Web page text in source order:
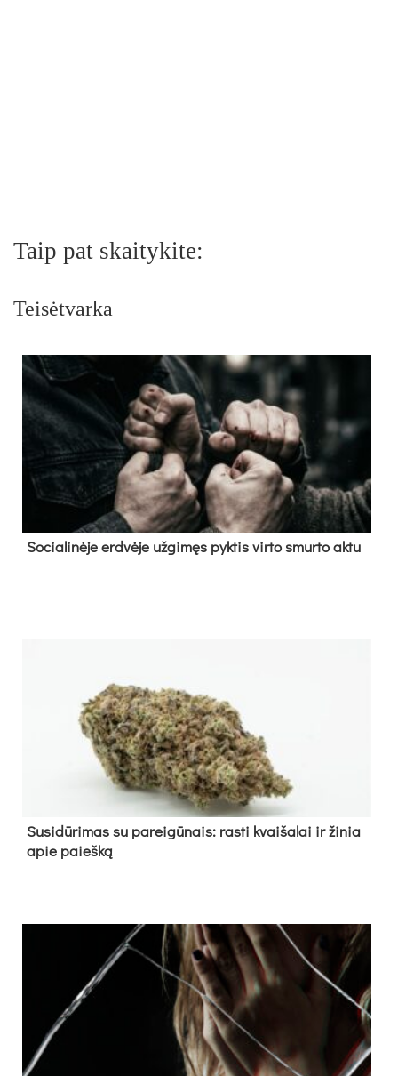
Taip pat skaitykite:
Teisėtvarka
So­cia­li­nė­je erd­vė­je už­gi­męs pyk­tis vir­to smur­to ak­tu
Su­si­dū­ri­mas su pa­rei­gū­nais: ras­ti kvai­ša­lai ir ži­nia
apie paieš­ką